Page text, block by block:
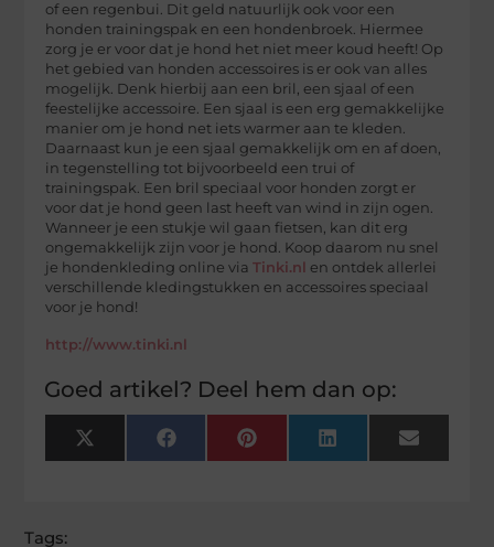
of een regenbui. Dit geld natuurlijk ook voor een
honden trainingspak en een hondenbroek. Hiermee
zorg je er voor dat je hond het niet meer koud heeft! Op
het gebied van honden accessoires is er ook van alles
mogelijk. Denk hierbij aan een bril, een sjaal of een
feestelijke accessoire. Een sjaal is een erg gemakkelijke
manier om je hond net iets warmer aan te kleden.
Daarnaast kun je een sjaal gemakkelijk om en af doen,
in tegenstelling tot bijvoorbeeld een trui of
trainingspak. Een bril speciaal voor honden zorgt er
voor dat je hond geen last heeft van wind in zijn ogen.
Wanneer je een stukje wil gaan fietsen, kan dit erg
ongemakkelijk zijn voor je hond. Koop daarom nu snel
je hondenkleding online viaTinki.nl en ontdek allerlei
verschillende kledingstukken en accessoires speciaal
voor je hond!
http://www.tinki.nl
Goed artikel? Deel hem dan op:
X
(Twitter)
FacebookPinterest LinkedIn Email
Tags: